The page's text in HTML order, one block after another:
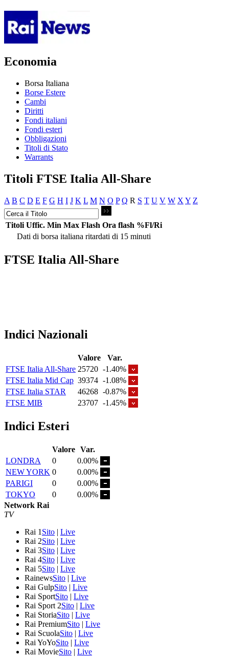
Economia
Borsa Italiana
Borse Estere
Cambi
Diritti
Fondi italiani
Fondi esteri
Obbligazioni
Titoli di Stato
Warrants
Titoli FTSE Italia All-Share
A B C D E F G H I J K L M N O P Q R S T U V W X Y Z
Titoli Uffic. Min Max Flash Ora flash %Fl/Ri
Dati di borsa italiana ritardati di 15 minuti
FTSE Italia All-Share
Indici Nazionali
Valore
Var.
FTSE Italia All-Share 25720 -1.40%
FTSE Italia Mid Cap 39374 -1.08%
FTSE Italia STAR
46268 -0.87%
FTSE MIB
23707 -1.45%
Indici Esteri
Valore Var.
LONDRA
0
0.00%
NEW YORK 0
0.00%
PARIGI
0
0.00%
TOKYO
0
0.00%
Network Rai
TV
Rai 1 Sito | Live
Rai 2Sito | Live
Rai 3Sito | Live
Rai 4Sito | Live
Rai 5Sito | Live
RainewsSito | Live
Rai GulpSito | Live
Rai SportSito | Live
Rai Sport 2Sito | Live
Rai StoriaSito | Live
Rai PremiumSito | Live
Rai ScuolaSito | Live
Rai YoYoSito | Live
Rai MovieSito | Live